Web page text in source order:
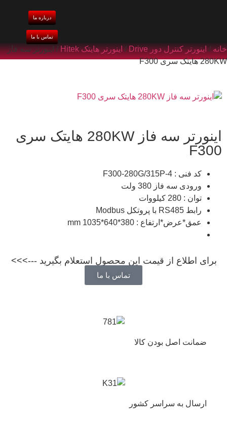
درباره ما
تماس با ما
خانه/اینورتر کنترل دور Drive /اینورتر هایتک Hitek
/ اینورتر سه فاز
280KW هایتک سری F300
اینورتر سه فاز 280KW هایتک سری
F300
کد فنی : F300-280G/315P-4
ورودی سه فاز 380 ولت
توان : 280 کیلووات
رابط RS485 با پروتکل Modbus
عمق*عرض*ارتفاع : 380*640*1035 mm
برای اطلاع از قیمت این محصول استعلام بگیرید --->>>
تماس با ما
ضمانت اصل بودن کالا
ارسال به سراسر کشور